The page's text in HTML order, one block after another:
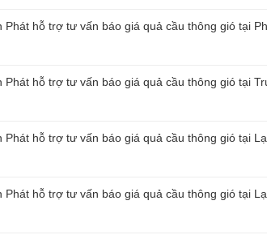
Phát hỗ trợ tư vấn báo giá quả cầu thông gió tại
Phát hỗ trợ tư vấn báo giá quả cầu thông gió tại
Phát hỗ trợ tư vấn báo giá quả cầu thông gió tại
Phát hỗ trợ tư vấn báo giá quả cầu thông gió tại